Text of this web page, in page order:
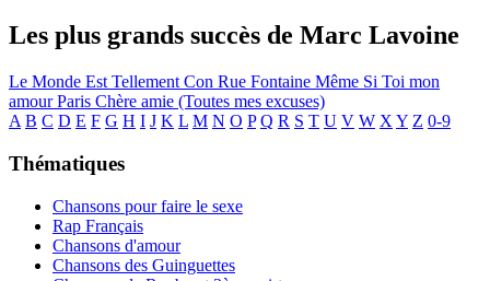
Les plus grands succès de Marc Lavoine
Le Monde Est Tellement Con Rue Fontaine Même Si Toi mon
amourParis Chère amie (Toutes mes excuses)
A B C D E F G H I J K L M N O P Q R S T U V W X Y Z 0-9
Thématiques
Chansons pour faire le sexe
Rap Français
Chansons d'amour
Chansons des Guinguettes